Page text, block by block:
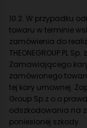
10.2. W przypadku
towaru w terminie
zamówienia do
THEONEGROUP.PL
Zamawiającego
zamówionego
tej kary umownej.
Group Sp.z o.o
odszkodowania na
poniesionej szkody.